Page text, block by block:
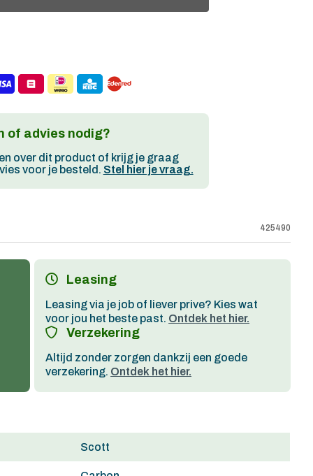
of advies nodig?
over dit product of krijg je graag
voor je besteld. Stel hier je vraag.
425490
Leasing
Leasing via je job of liever prive? Kies wat
voor jou het beste past. Ontdek het hier.
Verzekering
Altijd zonder zorgen dankzij een goede
verzekering. Ontdek het hier.
Scott